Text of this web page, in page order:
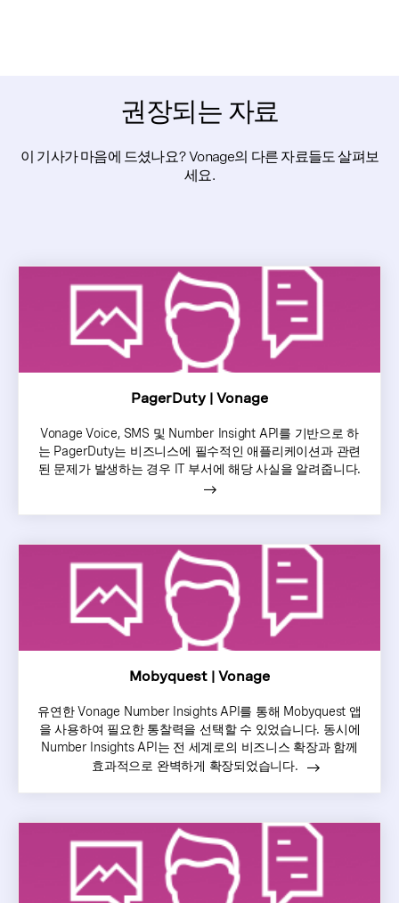
권장되는 자료
이 기사가 마음에 드셨나요? Vonage의 다른 자료들도 살펴보
세요.
PagerDuty | Vonage
Vonage Voice, SMS 및 Number Insight API를 기반으로 하
는 PagerDuty는 비즈니스에 필수적인 애플리케이션과 관련
된 문제가 발생하는 경우 IT 부서에 해당 사실을 알려줍니다.
Mobyquest | Vonage
유연한 Vonage Number Insights API를 통해 Mobyquest 앱
을 사용하여 필요한 통찰력을 선택할 수 있었습니다. 동시에
Number Insights API는 전 세계로의 비즈니스 확장과 함께
효과적으로 완벽하게 확장되었습니다.